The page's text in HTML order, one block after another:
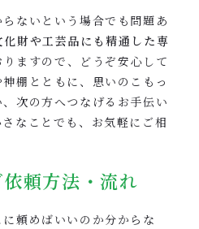
ないという場合でも問題あ
化財や工芸品にも精通した専
りますので、どうぞ安心して
棚とともに、思いのこもっ
次の方へつなげるお手伝い
なことでも、お気軽にご相
頼方法・流れ
に頼めばいいのか分からな